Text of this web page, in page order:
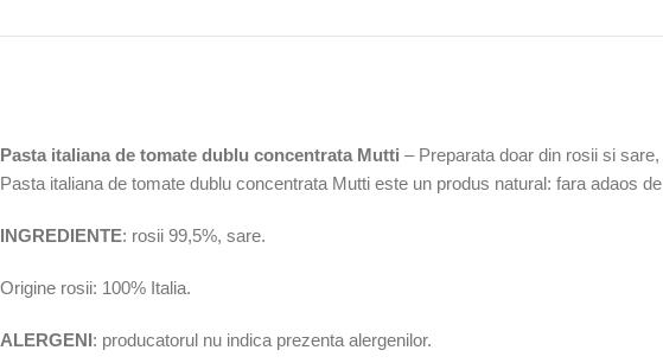
Pasta italiana de tomate dublu concentrata Mutti – Preparata doar din rosii si
Pasta italiana de tomate dublu concentrata Mutti este un produs natural: fara adaos
INGREDIENTE: rosii 99,5%, sare.
Origine rosii: 100% Italia.
ALERGENI: producatorul nu indica prezenta alergenilor.